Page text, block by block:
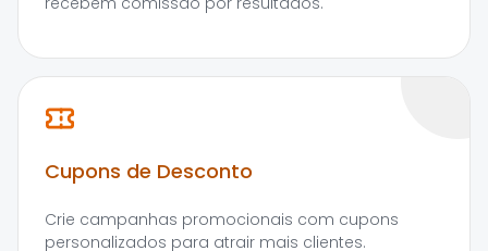
Cupons de Desconto
Crie campanhas promocionais com cupons
personalizados para atrair mais clientes.